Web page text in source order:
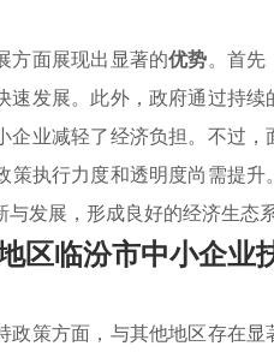
方面展现出显著的优势。首先
速发展。此外，政府通过持续
企业减轻了经济负担。不过
策执行力度和透明度尚需提
与发展，形成良好的经济生态
区临汾市中小企业
政策方面，与其他地区存在显